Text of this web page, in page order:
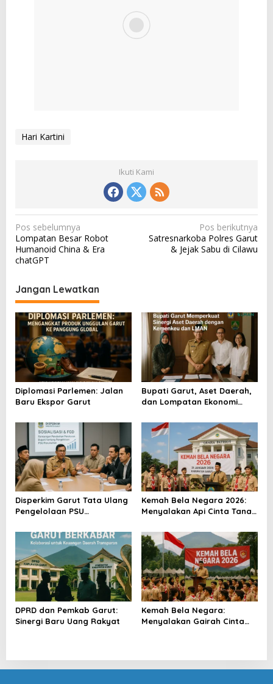
Hari Kartini
Ikuti Kami
N
a
v
g
a
s
i
p
o
s
Pos sebelumnya
Lompatan Besar Robot
Humanoid China & Era
chatGPT
Pos berikutnya
Satresnarkoba Polres Garut
& Jejak Sabu di Cilawu
Jangan Lewatkan
Diplomasi Parlemen: Jalan
Baru Ekspor Garut
Bupati Garut, Aset Daerah,
dan Lompatan Ekonomi
Disperkim Garut Tata Ulang
Pengelolaan PSU
Kemah Bela Negara 2026:
Menyalakan Api Cinta Tanah
DPRD dan Pemkab Garut:
Sinergi Baru Uang Rakyat
Kemah Bela Negara:
Menyalakan Gairah Cinta